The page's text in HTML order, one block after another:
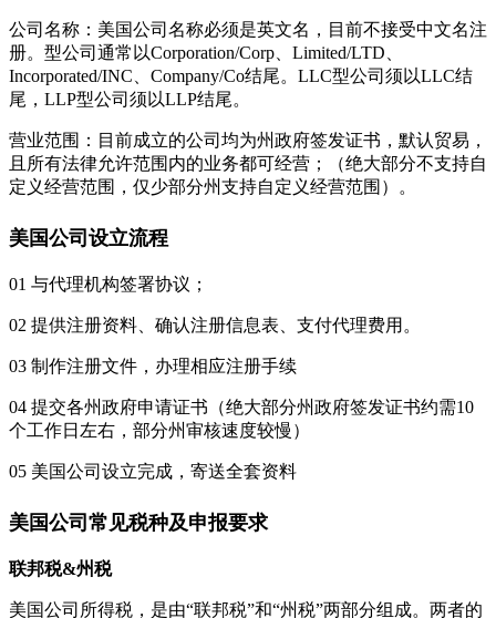
公司名称：美国公司名称必须是英文名，目前不接受中文名注
册。型公司通常以Corporation/Corp、Limited/LTD、
Incorporated/INC、Company/Co结尾。LLC型公司须以LLC结
尾，LLP型公司须以LLP结尾。
营业范围：目前成立的公司均为州政府签发证书，默认贸易，
且所有法律允许范围内的业务都可经营；（绝大部分不支持自
定义经营范围，仅少部分州支持自定义经营范围）。
美国公司设立流程
01 与代理机构签署协议；
02 提供注册资料、确认注册信息表、支付代理费用。
03 制作注册文件，办理相应注册手续
04 提交各州政府申请证书（绝大部分州政府签发证书约需10
个工作日左右，部分州审核速度较慢）
05 美国公司设立完成，寄送全套资料
美国公司常见税种及申报要求
联邦税&州税
美国公司所得税，是由“联邦税”和“州税”两部分组成。两者的